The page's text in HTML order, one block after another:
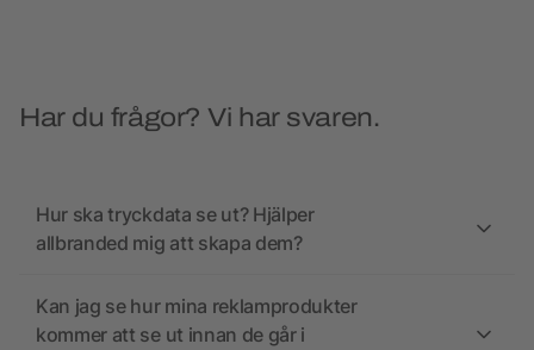
Har du frågor? Vi har svaren.
Hur ska tryckdata se ut? Hjälper
allbranded mig att skapa dem?
Kan jag se hur mina reklamprodukter
kommer att se ut innan de går i